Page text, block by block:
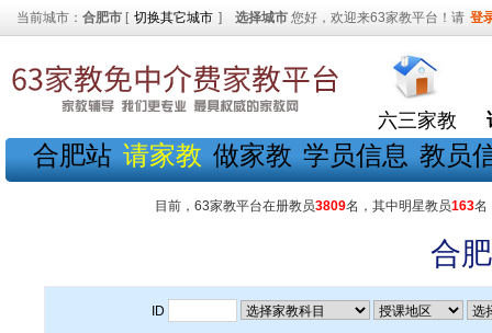
当前城市： 合肥市 [ 切换其它城市 ] 选择城市 您好，欢迎来63家教平台！请 登
六三家教
合肥站 请家教 做家教 学员信息 教员
目前，63家教平台在册教员3809名，其中明星教员163名
合
ID